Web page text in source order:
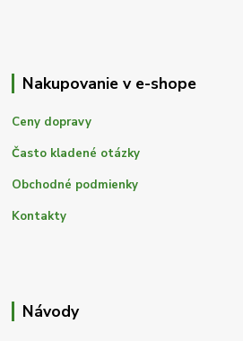
Nakupovanie v e-shope
Ceny dopravy
Často kladené otázky
Obchodné podmienky
Kontakty
Návody